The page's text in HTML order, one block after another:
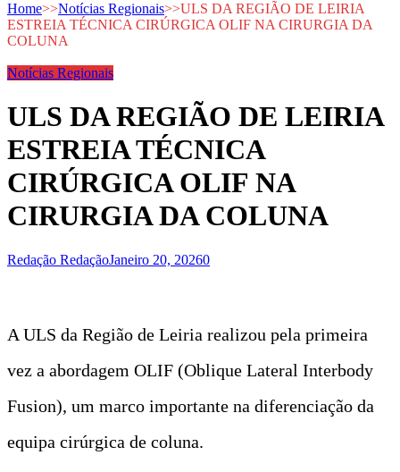
Home>>Notícias Regionais>>ULS DA REGIÃO DE LEIRIA
ESTREIA TÉCNICA CIRÚRGICA OLIF NA CIRURGIA DA
COLUNA
Notícias Regionais
ULS DA REGIÃO DE LEIRIA
ESTREIA TÉCNICA
CIRÚRGICA OLIF NA
CIRURGIA DA COLUNA
Redação RedaçãoJaneiro 20, 20260
A ULS da Região de Leiria realizou pela primeira
vez a abordagem OLIF (Oblique Lateral Interbody
Fusion), um marco importante na diferenciação da
equipa cirúrgica de coluna.